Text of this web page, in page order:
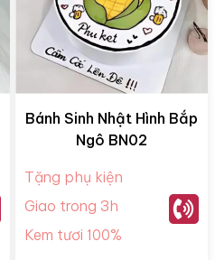
Bánh Sinh Nhật Hình Bắp
Ngô BN02
Tặng phụ kiện
Giao trong 3h
Kem tươi 100%